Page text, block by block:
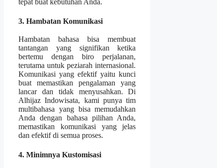
3. Hambatan Komunikasi
Hambatan bahasa bisa membuat
tantangan yang signifikan ketika
bertemu dengan biro perjalanan,
terutama untuk peziarah internasional.
Komunikasi yang efektif yaitu kunci
buat memastikan pengalaman yang
lancar dan tidak menyusahkan. Di
Alhijaz Indowisata, kami punya tim
multibahasa yang bisa memudahkan
Anda dengan bahasa pilihan Anda,
memastikan komunikasi yang jelas
dan efektif di semua proses.
4. Minimnya Kustomisasi